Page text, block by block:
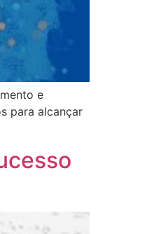
e
para alcançar